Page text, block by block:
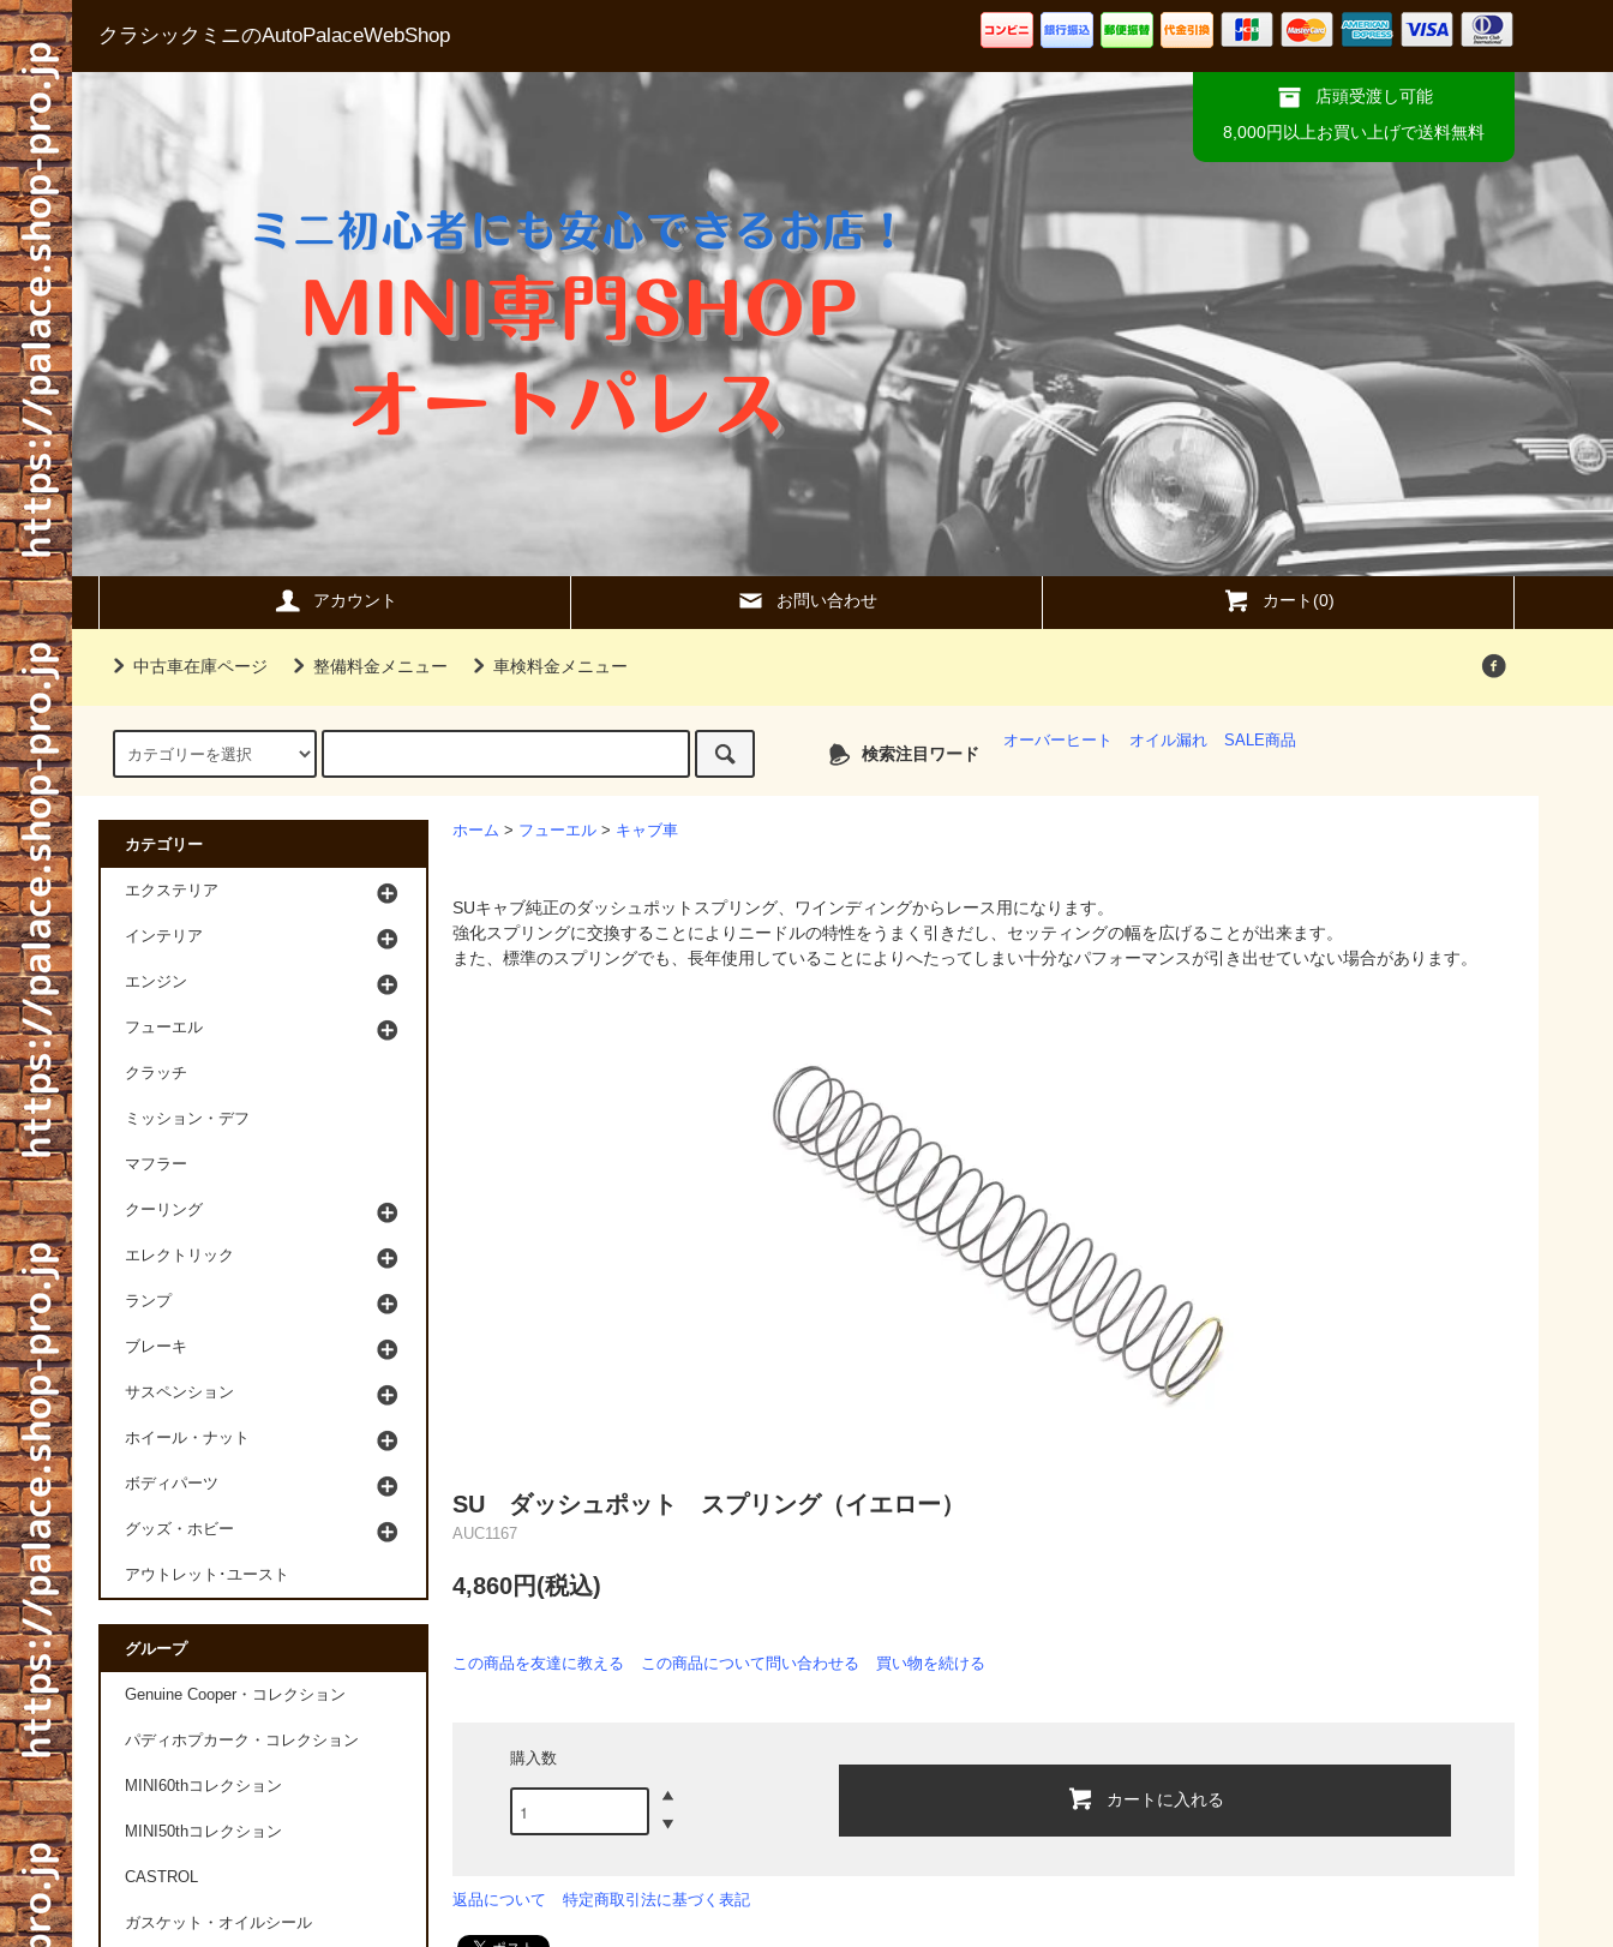
クラシックミニのAutoPalaceWebShop
店頭受渡し可能
8,000円以上お買い上げで送料無料
アカウント お問い合わせ カート(0)
中古車在庫ページ 整備料金メニュー 車検料金メニュー
検索注目ワード
オーバーヒート オイル漏れ SALE商品
ホーム > フューエル > キャブ車
SUキャブ純正のダッシュポットスプリング、ワインディングからレース用になります。
強化スプリングに交換することによりニードルの特性をうまく引きだし、セッティングの幅を広げることが出来ます。
また、標準のスプリングでも、長年使用していることによりへたってしまい十分なパフォーマンスが引き出せていない場合があります。
SU ダッシュポット スプリング（イエロー）
AUC1167
4,860円(税込)
この商品を友達に教える この商品について問い合わせる 買い物を続ける
購入数
カートに入れる
返品について 特定商取引法に基づく表記
カテゴリー
エクステリア
インテリア
エンジン
フューエル
クラッチ
ミッション・デフ
マフラー
クーリング
エレクトリック
ランプ
ブレーキ
サスペンション
ホイール・ナット
ボディパーツ
グッズ・ホビー
アウトレット･ユースト
グループ
Genuine Cooper・コレクション
パディホプカーク・コレクション
MINI60thコレクション
MINI50thコレクション
CASTROL
ガスケット・オイルシール